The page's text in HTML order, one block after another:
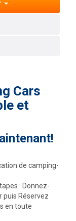
Cars
et
de camping-
: Donnez-
puis Réservez
en toute